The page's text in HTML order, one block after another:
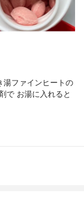
ファインヒートの
で お湯に入れると